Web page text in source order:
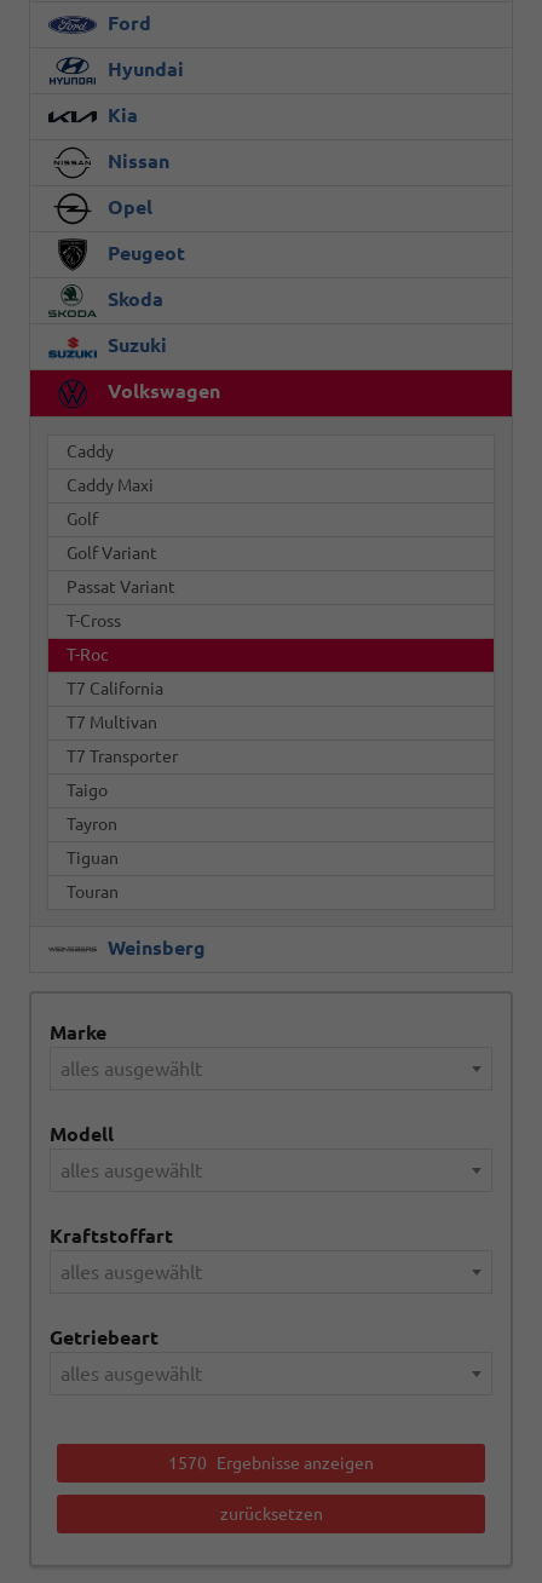
Ford
Hyundai
Kia
Nissan
Opel
Peugeot
Skoda
Suzuki
Volkswagen
Caddy
Caddy Maxi
Golf
Golf Variant
Passat Variant
T-Cross
T-Roc
T7 California
T7 Multivan
T7 Transporter
Taigo
Tayron
Tiguan
Touran
Weinsberg
Marke
alles ausgewählt
Modell
alles ausgewählt
Kraftstoffart
alles ausgewählt
Getriebeart
alles ausgewählt
1570 Ergebnisse anzeigen
zurücksetzen